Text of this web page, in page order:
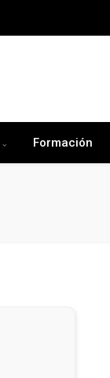
Formación